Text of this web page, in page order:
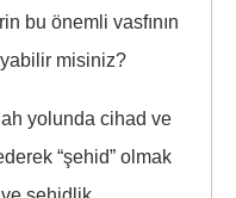
bu önemli vasfının
misiniz?
yolunda cihad ve
“şehid” olmak